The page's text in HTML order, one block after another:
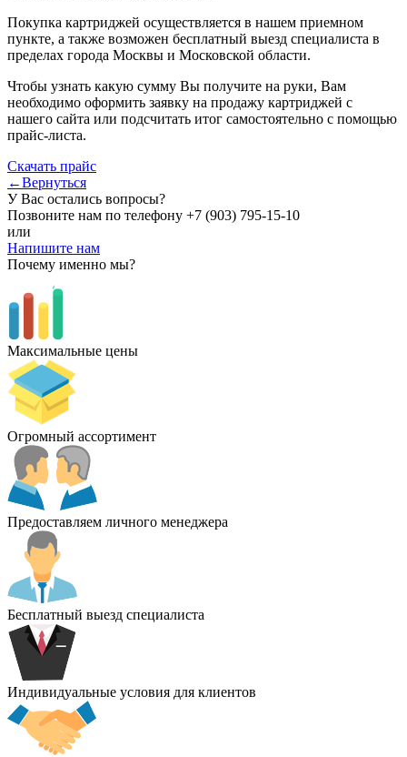
Покупка картриджей осуществляется в нашем приемном
пункте, а также возможен бесплатный выезд специалиста в
пределах города Москвы и Московской области.
Чтобы узнать какую сумму Вы получите на руки, Вам
необходимо оформить заявку на продажу картриджей с
нашего сайта или подсчитать итог самостоятельно с помощью
прайс-листа.
Скачать прайс
←Вернуться
У Вас остались вопросы?
Позвоните нам по телефону +7 (903) 795-15-10
или
Напишите нам
Почему именно мы?
Максимальные цены
Огромный ассортимент
Предоставляем личного менеджера
Бесплатный выезд специалиста
Индивидуальные условия для клиентов